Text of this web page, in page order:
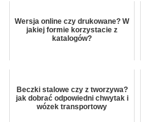
Wersja online czy drukowane? W
jakiej formie korzystacie z
katalogów?
Beczki stalowe czy z tworzywa?
jak dobrać odpowiedni chwytak i
wózek transportowy